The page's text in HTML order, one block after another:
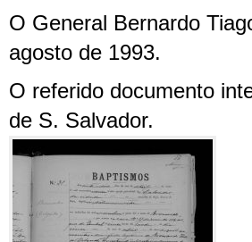
O General Bernardo
agosto de 1993.
O referido documento
de S. Salvador.